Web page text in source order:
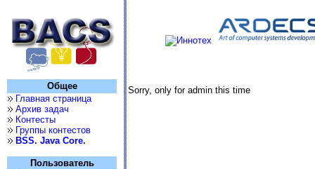
Общее
Главная страница
Архив задач
Контесты
Группы контестов
BSS. Java Core.
Пользователь
Sorry, only for admin this time